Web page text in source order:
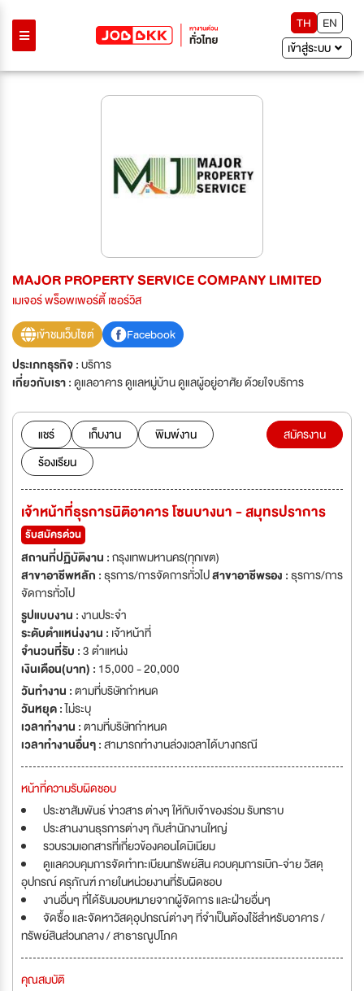
TH
EN
เข้าสู่ระบบ
MAJOR PROPERTY SERVICE COMPANY LIMITED
เมเจอร์ พร็อพเพอร์ตี้ เซอร์วิส
เข้าชมเว็บไซต์
Facebook
ประเภทธุรกิจ :บริการ
เกี่ยวกับเรา :ดูแลอาคาร ดูแลหมู่บ้าน ดูแลผู้อยู่อาศัย ด้วยใจบริการ
แชร์ เก็บงาน
พิมพ์งาน
ร้องเรียน
สมัครงาน
เจ้าหน้าที่ธุรการนิติอาคาร โซนบางนา - สมุทรปราการ
รับสมัครด่วน
สถานที่ปฏิบัติงาน :กรุงเทพมหานคร(ทุกเขต)
สาขาอาชีพหลัก :ธุรการ/การจัดการทั่วไปสาขาอาชีพรอง :ธุรการ/การ
จัดการทั่วไป
รูปแบบงาน :งานประจำ
ระดับตำแหน่งงาน : เจ้าหน้าที่
จำนวนที่รับ :3 ตำแหน่ง
เงินเดือน(บาท) : 15,000 - 20,000
วันทำงาน :ตามที่บริษัทกำหนด
วันหยุด :ไม่ระบุ
เวลาทำงาน :ตามที่บริษัทกำหนด
เวลาทำงานอื่นๆ :สามารถทำงานล่วงเวลาได้บางกรณี
หน้าที่ความรับผิดชอบ
ประชาสัมพันธ์ ข่าวสาร ต่างๆ ให้กับเจ้าของร่วม รับทราบ
ประสานงานธุรการต่างๆ กับสำนักงานใหญ่
รวบรวมเอกสารที่เกี่ยวข้องคอนโดมิเนียม
ดูแลควบคุมการจัดทำทะเบียนทรัพย์สิน ควบคุมการเบิก-จ่าย วัสดุ
อุปกรณ์ ครุภัณฑ์ ภายในหน่วยงานที่รับผิดชอบ
งานอื่นๆ ที่ได้รับมอบหมายจากผู้จัดการ และฝ่ายอื่นๆ
จัดซื้อ และจัดหาวัสดุอุปกรณ์ต่างๆ ที่จำเป็นต้องใช้สำหรับอาคาร /
ทรัพย์สินส่วนกลาง / สาธารณูปโภค
คุณสมบัติ